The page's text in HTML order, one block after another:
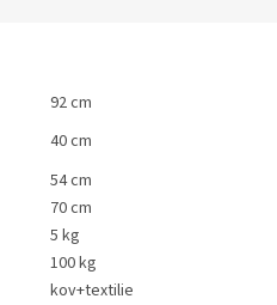
92 cm
40 cm
54 cm
70 cm
5 kg
100 kg
kov+textilie